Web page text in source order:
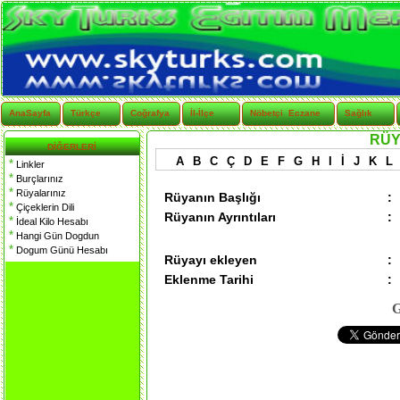
AnaSayfa Türkçe Coğrafya İl-İlçe Nöbetçi Eczane Sağlık
DİĞERLERİ
*Linkler
*Burçlarınız
*Rüyalarınız
*Çiçeklerin Dili
*İdeal Kilo Hesabı
*Hangi Gün Dogdun
*Dogum Günü Hesabı
A B C Ç D E F G H J K L
Rüyanın Başlığı
:
Rüyanın Ayrıntıları
:
Rüyayı ekleyen
:
Eklenme Tarihi
: